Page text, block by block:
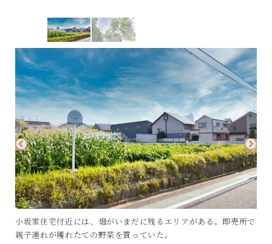
小坂家住宅付近には、畑がいまだに残るエリアがある。即売所で
親子連れが穫れたての野菜を買っていた。